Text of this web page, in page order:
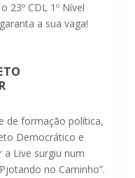
23º CDL 1º Nível
a sua vaga!
de formação política,
Democrático e
a Live surgiu num
no Caminho”.